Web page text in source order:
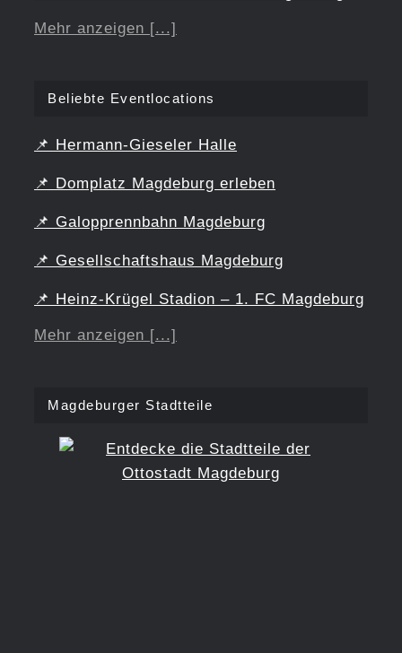
Mehr anzeigen [...]
Beliebte Eventlocations
📌 Hermann-Gieseler Halle
📌 Domplatz Magdeburg erleben
📌 Galopprennbahn Magdeburg
📌 Gesellschaftshaus Magdeburg
📌 Heinz-Krügel Stadion – 1. FC Magdeburg
Mehr anzeigen [...]
Magdeburger Stadtteile